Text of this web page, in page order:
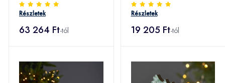
Részletek
63 264 Ft-tól
dekorációval
Részletek
19 205 Ft-tól